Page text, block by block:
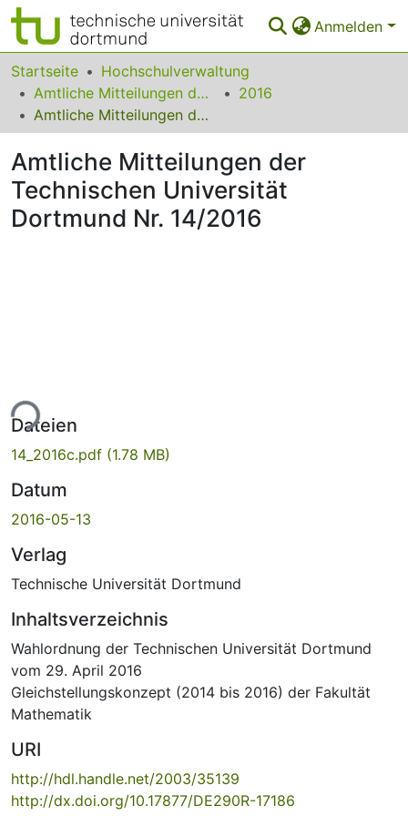
Anmelden
Bereiche & Sammlungen
Das gesamte Repositorium
FAQ
Leitlinien
Startseite
Hochschulverwaltung
Amtliche Mitteilungen der Technischen Universität Dortmund
2016
Amtliche Mitteilungen der Technischen Universität Dortmund Nr. 14/2016
Amtliche Mitteilungen der
Technischen Universität
Dortmund Nr. 14/2016
Dateien
14_2016c.pdf (1.78 MB)
Datum
2016-05-13
Verlag
Technische Universität Dortmund
Inhaltsverzeichnis
Wahlordnung der Technischen Universität Dortmund
vom 29. April 2016
Gleichstellungskonzept (2014 bis 2016) der Fakultät
Mathematik
URI
http://hdl.handle.net/2003/35139
http://dx.doi.org/10.17877/DE290R-17186